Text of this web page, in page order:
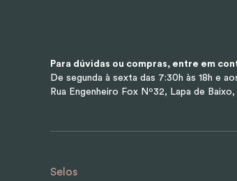
Para dúvidas ou compras, entre em
De segunda à sexta das 7:30h às 18h e
Rua Engenheiro Fox Nº32, Lapa de
Selos